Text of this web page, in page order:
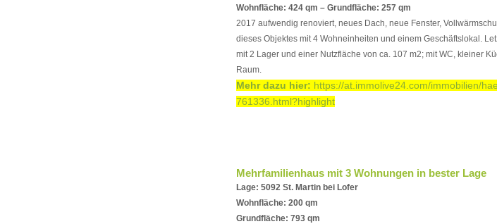
Wohnfläche: 424 qm – Grundfläche: 257 qm
2017 aufwendig renoviert, neues Dach, neue Fenster,
dieses Objektes mit 4 Wohneinheiten und einem Geschäftslokal.
mit 2 Lager und einer Nutzfläche von ca. 107 m2; mit WC, kleiner
Raum.
Mehr dazu hier: https://at.immolive24.com/immobilien/
761336.html?highlight
Mehrfamilienhaus mit 3 Wohnungen in bester Lage
Lage: 5092 St. Martin bei Lofer
Wohnfläche: 200 qm
Grundfläche: 793 qm